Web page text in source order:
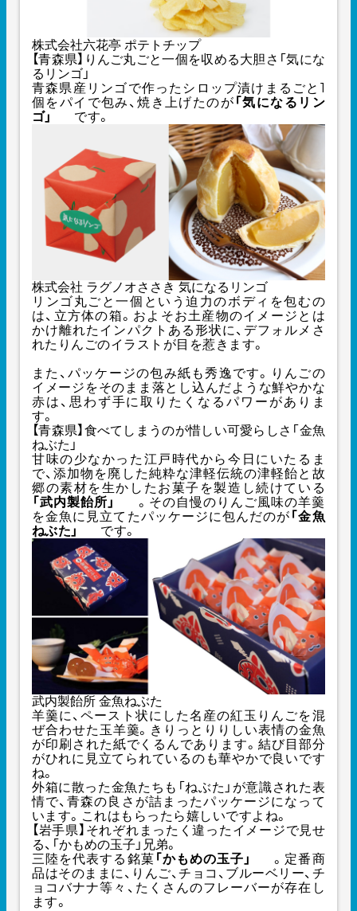
株式会社六花亭 ポテトチップ
【青森県】りんご丸ごと一個を収める大胆さ「気にな
るリンゴ」
青森県産リンゴで作ったシロップ漬けまるごと1
個をパイで包み、焼き上げたのが 「気になるリン
ゴ」
です。
株式会社 ラグノオささき 気になるリンゴ
リンゴ丸ごと一個という迫力のボディを包むの
は、立方体の箱。およそお土産物のイメージとは
かけ離れたインパクトある形状に、デフォルメさ
れたりんごのイラストが目を惹きます。
また、パッケージの包み紙も秀逸です。りんごの
イメージをそのまま落とし込んだような鮮やかな
赤は、思わず手に取りたくなるパワーがありま
す。
【青森県】食べてしまうのが惜しい可愛らしさ「金魚
ねぶた」
甘味の少なかった江戸時代から今日にいたるま
で、添加物を廃した純粋な津軽伝統の津軽飴と故
郷の素材を生かしたお菓子を製造し続けている
「武内製飴所」
。その自慢のりんご風味の羊羹
を金魚に見立てたパッケージに包んだのが 「金魚
ねぶた」
です。
武内製飴所 金魚ねぶた
羊羹に、ペースト状にした名産の紅玉りんごを混
ぜ合わせた玉羊羹。きりっとりりしい表情の金魚
が印刷された紙でくるんであります。結び目部分
がひれに見立てられているのも華やかで良いです
ね。
外箱に散った金魚たちも「ねぶた」が意識された表
情で、青森の良さが詰まったパッケージになって
います。これはもらったら嬉しいですよね。
【岩手県】それぞれまったく違ったイメージで見せ
る、「かもめの玉子」兄弟。
三陸を代表する銘菓 「かもめの玉子」
。定番商
品はそのままに、りんご、チョコ、ブルーベリー、チ
ョコバナナ等々、たくさんのフレーバーが存在し
ます。